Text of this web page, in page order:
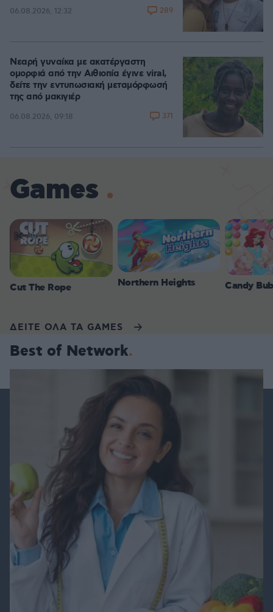
06.08.2026, 12:32 289
Νεαρή γυναίκα με ακατέργαστη
ομορφιά από την Αιθιοπία έγινε viral,
δείτε την εντυπωσιακή μεταμόρφωσή
της από μακιγιέρ
06.08.2026, 09:18 371
Games
Cut The Rope Northern Heights Candy
ΔΕΙΤΕ ΟΛΑ ΤΑ GAMES
Best of Network